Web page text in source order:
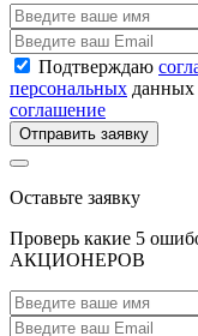
Подтверждаю
персональных
соглашение
Отправить заявку
Оставьте заявку
Проверь какие 5
АКЦИОНЕРОВ